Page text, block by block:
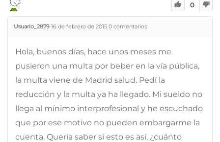
0
Usuario_2879 16 de febrero de 2015 0 comentarios
Hola, buenos días, hace unos meses me
pusieron una multa por beber en la vía pública,
la multa viene de Madrid salud. Pedí la
reducción y la multa ya ha llegado. Mi sueldo no
llega al mínimo interprofesional y he escuchado
que por ese motivo no pueden embargarme la
cuenta. Quería saber si esto es así, ¿cuánto